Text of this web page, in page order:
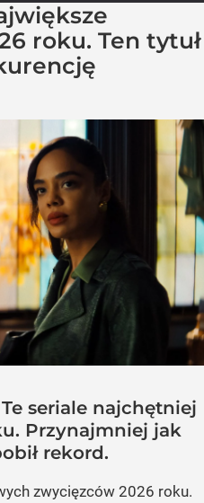
roku. Ten tytuł
seriale najchętniej
Przynajmniej jak
rekord.
zwycięzców 2026 roku.